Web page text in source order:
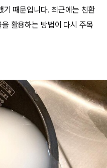
기 때문입니다. 최근에는 친환
활용하는 방법이 다시 주목